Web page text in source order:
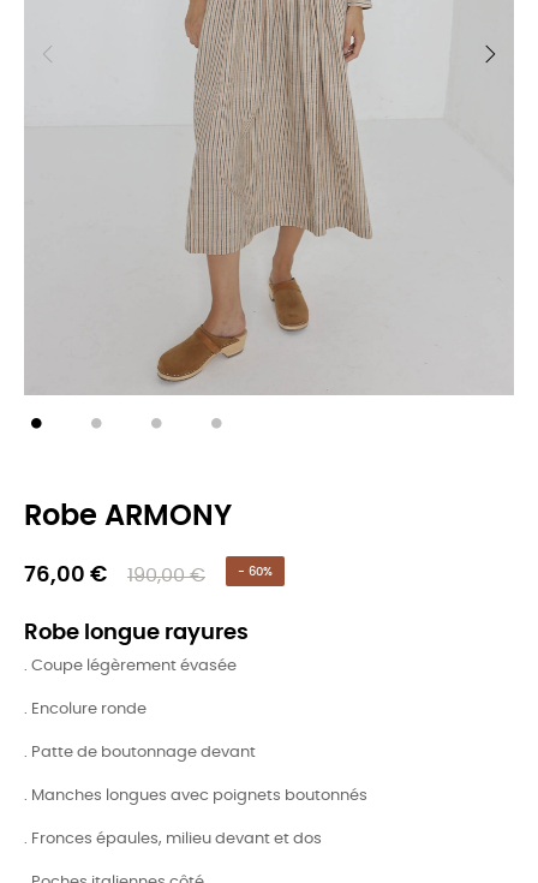
Robe ARMONY
76,00 € 190,00 € - 60%
Robe longue rayures
. Coupe légèrement évasée
. Encolure ronde
. Patte de boutonnage devant
. Manches longues avec poignets boutonnés
. Fronces épaules, milieu devant et dos